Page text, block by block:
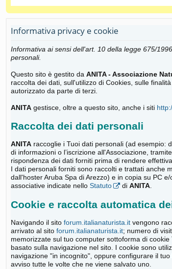
Informativa privacy e cookie
Informativa ai sensi dell'art. 10 della legge 675/
personali.
Questo sito è gestito da ANITA - Associazione
raccolta dei dati, sull'utilizzo di Cookies, sulle
autorizzato da parte di terzi.
ANITA gestisce, oltre a questo sito, anche i siti
Raccolta dei dati personali
ANITA raccoglie i Tuoi dati personali (ad esempio:
di informazioni o l’iscrizione all'Associazione,
rispondenza dei dati forniti prima di rendere
I dati personali forniti sono raccolti e trattati
dall'hoster Aruba Spa di Arezzo) e in copia su PC
associative indicate nello Statuto di ANITA.
Cookie e raccolta automatica
Navigando il sito forum.italianaturista.it vengono
arrivato al sito forum.italianaturista.it; numero di
memorizzate sul tuo computer sottoforma di
basato sulla navigazione nel sito. I cookie sono
navigazione "in incognito", oppure configurare il
avviso tutte le volte che ne viene salvato uno.